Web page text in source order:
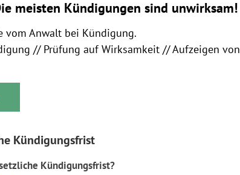
meisten Kündigungen sind unwirksam!
Anwalt bei Kündigung.
// Prüfung auf Wirksamkeit // Aufzeigen von
Kündigungsfrist
Kündigungsfrist?